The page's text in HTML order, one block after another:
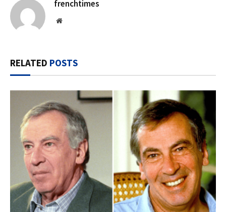
frenchtimes
Website
RELATED POSTS